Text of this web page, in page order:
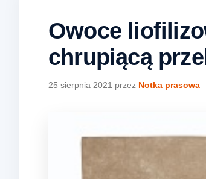
Owoce
chrupiącą
25 sierpnia 2021 przez Notka prasowa